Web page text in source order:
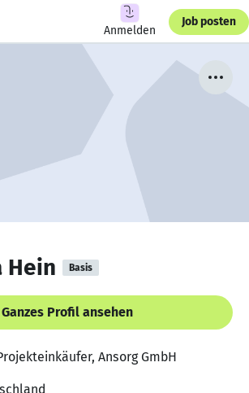
Anmelden
Job posten
Hein Basis
Ganzes Profil ansehen
Ansorg GmbH